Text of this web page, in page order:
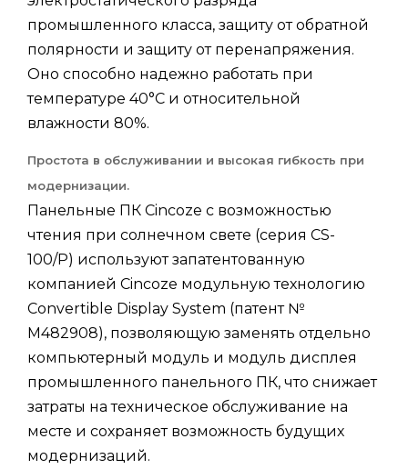
промышленного класса, защиту от обратной
полярности и защиту от перенапряжения.
Оно способно надежно работать при
температуре 40°C и относительной
влажности 80%.
Простота в обслуживании и высокая гибкость при
модернизации.
Панельные ПК Cincoze с возможностью
чтения при солнечном свете (серия CS-
100/P) используют запатентованную
компанией Cincoze модульную технологию
Convertible Display System (патент №
M482908), позволяющую заменять отдельно
компьютерный модуль и модуль дисплея
промышленного панельного ПК, что снижает
затраты на техническое обслуживание на
месте и сохраняет возможность будущих
модернизаций.